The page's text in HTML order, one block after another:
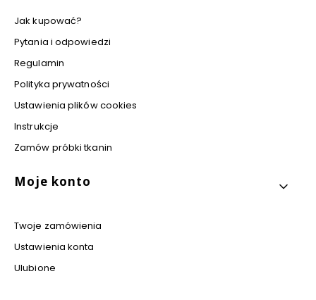
Jak kupować?
Pytania i odpowiedzi
Regulamin
Polityka prywatności
Ustawienia plików cookies
Instrukcje
Zamów próbki tkanin
Moje konto
Twoje zamówienia
Ustawienia konta
Ulubione